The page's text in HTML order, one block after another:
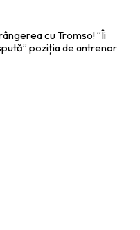
cu Tromso! ”Îi
poziția de antrenor